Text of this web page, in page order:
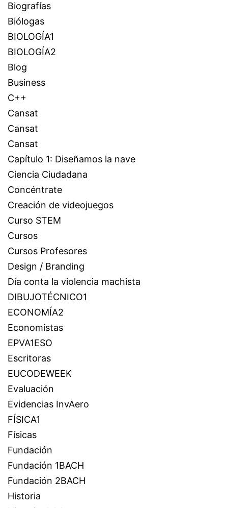
Biografías
Biólogas
BIOLOGÍA1
BIOLOGÍA2
Blog
Business
C++
Cansat
Cansat
Cansat
Capítulo 1: Diseñamos la nave
Ciencia Ciudadana
Concéntrate
Creación de videojuegos
Curso STEM
Cursos
Cursos Profesores
Design / Branding
Día conta la violencia machista
DIBUJOTÉCNICO1
ECONOMÍA2
Economistas
EPVA1ESO
Escritoras
EUCODEWEEK
Evaluación
Evidencias InvAero
FÍSICA1
Físicas
Fundación
Fundación 1BACH
Fundación 2BACH
Historia